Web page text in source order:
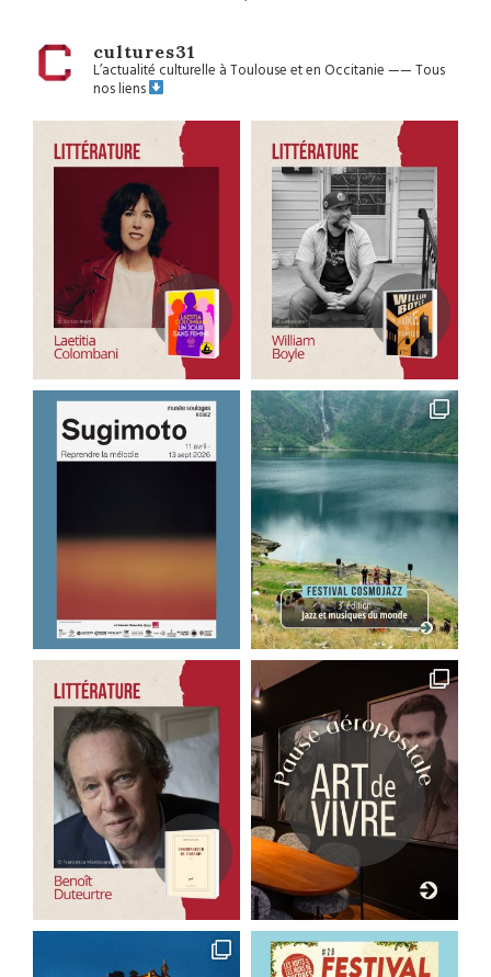
cultures31
L’actualité culturelle à Toulouse et en Occitanie——Tous
nos liens